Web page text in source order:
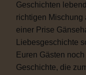
Geschichten
richtigen Mischung
einer Prise
Liebesgeschichte
Euren Gästen
Geschichte, die